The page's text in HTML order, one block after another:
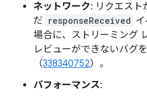
ネットワーク: リクエスト
だ responseReceived
場合に、ストリーミング
レビューができないバグ
（338340752）。
パフォーマンス: